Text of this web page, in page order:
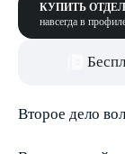
КУПИТЬ
навсегда в
Второе дело